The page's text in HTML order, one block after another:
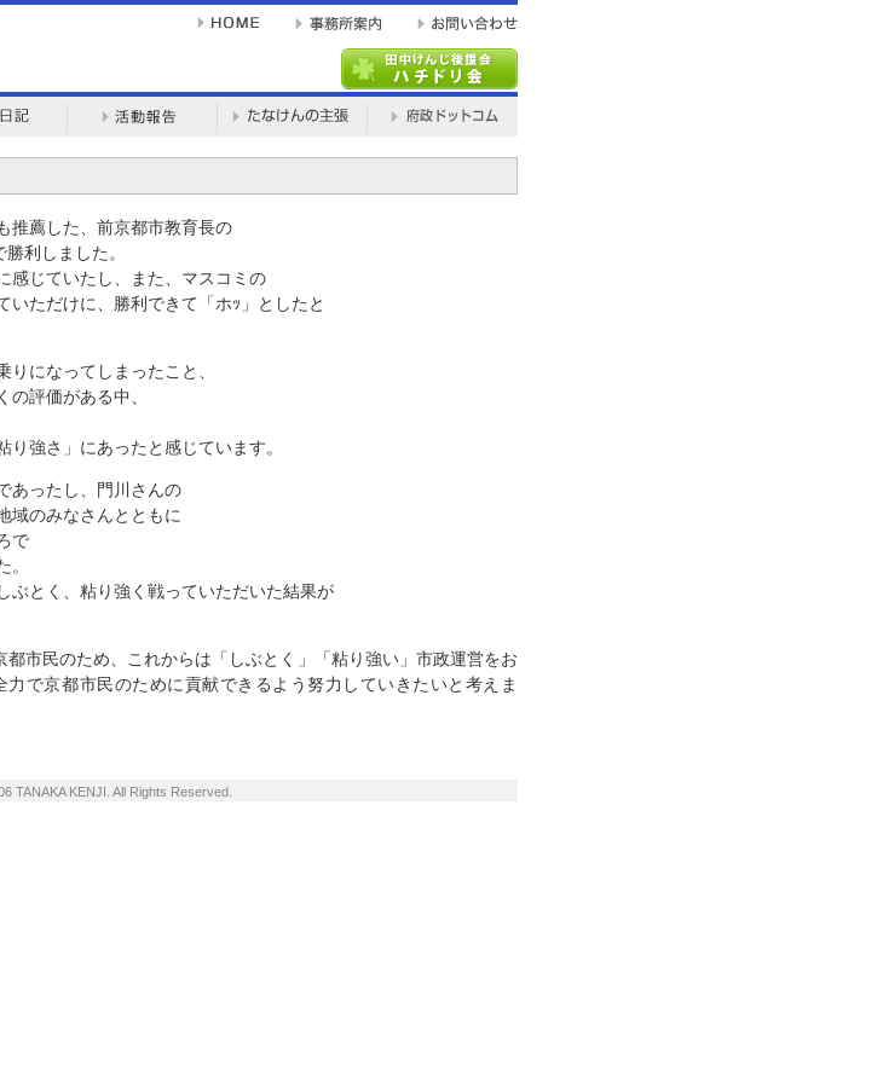
推薦した、前京都市教育長の
利しました。
感じていたし、また、マスコミの
ただけに、勝利できて「ホｯ」としたと
になってしまったこと、
評価がある中、
強さ」にあったと感じています。
あったし、門川さんの
域のみなさんとともに
で
とく、粘り強く戦っていただいた結果が
市民のため、これからは「しぶとく」「粘り強い」市政運営をお
で京都市民のために貢献できるよう努力していきたいと考えま
TANAKA KENJI. All Rights Reserved.